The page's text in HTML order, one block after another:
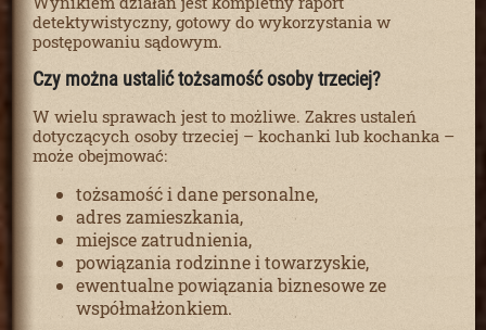
detektywistyczny, gotowy do wykorzystania w
postępowaniu sądowym.
Czy można ustalić tożsamość osoby trzeciej?
W wielu sprawach jest to możliwe. Zakres ustaleń
dotyczących osoby trzeciej – kochanki lub kochanka –
może obejmować:
tożsamość i dane personalne,
adres zamieszkania,
miejsce zatrudnienia,
powiązania rodzinne i towarzyskie,
ewentualne powiązania biznesowe ze
współmałżonkiem.